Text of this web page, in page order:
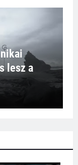
lesz a